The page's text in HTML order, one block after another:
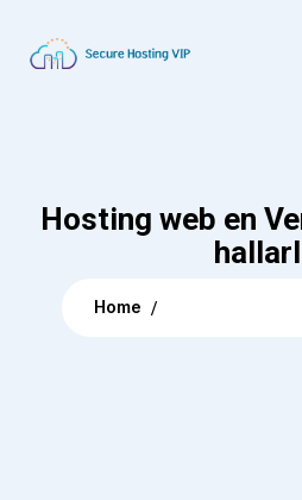
Hosting web en
Home